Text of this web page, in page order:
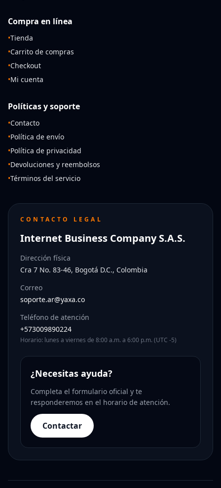
Compra en línea
•Tienda
•Carrito de compras
•Checkout
•Mi cuenta
Políticas y soporte
•Contacto
•Política de envío
•Política de privacidad
•Devoluciones y reembolsos
•Términos del servicio
CONTACTO LEGAL
Internet Business Company S.A.S.
Dirección física
Cra 7 No. 83-46, Bogotá D.C., Colombia
Correo
soporte.ar@yaxa.co
Teléfono de atención
+573009890224
Horario: lunes a viernes de 8:00 a.m. a 6:00 p.m. (UTC -5)
¿Necesitas ayuda?
Completa el formulario oficial y te
responderemos en el horario de atención.
Contactar